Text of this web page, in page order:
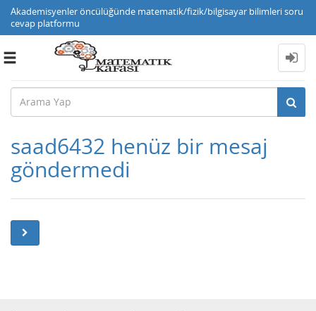
Akademisyenler öncülüğünde matematik/fizik/bilgisayar bilimleri soru
cevap platformu
Toggle
saad6432 henüz bir mesaj
göndermedi